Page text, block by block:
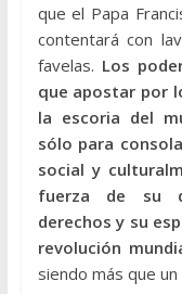
que el Papa
contentará con
favelas. Los
que apostar por
la escoria del
sólo para
social y
fuerza de su
derechos y su
revolución
siendo más que